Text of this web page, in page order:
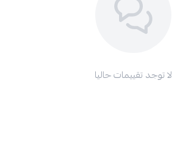
لا توجد تقييمات حاليا